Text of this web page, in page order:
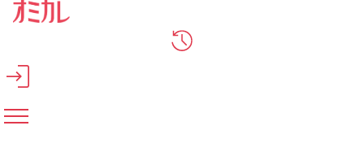
メインコンテンツへスキップ